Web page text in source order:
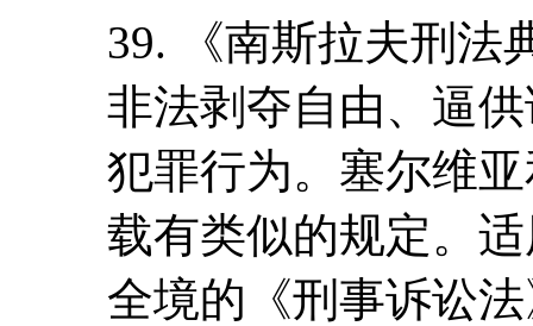
39. 《南斯拉夫刑法
非法剥夺自由、逼
犯罪行为。塞尔维
载有类似的规定。
全境的《刑事诉讼